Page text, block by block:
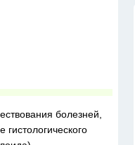
болезней,